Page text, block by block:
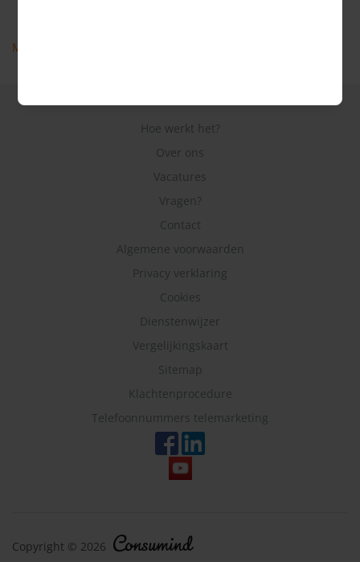
Meer veel gestelde vragen
Hoe werkt het?
Over ons
Vacatures
Vragen?
Contact
Algemene voorwaarden
Privacy verklaring
Cookies
Dienstenwijzer
Vergelijkingskaart
Sitemap
Klachtenprocedure
Telefoonnummers telemarketing
Copyright © 2026